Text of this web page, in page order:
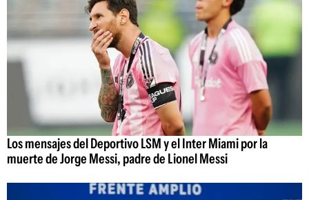
Los mensajes del Deportivo LSM y el Inter Miami por la
muerte de Jorge Messi, padre de Lionel Messi